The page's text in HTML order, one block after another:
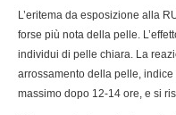
L’eritema da esposizione alla
forse più nota della pelle.
individui di pelle chiara. La
arrossamento della pelle,
massimo dopo 12-14 ore, e si